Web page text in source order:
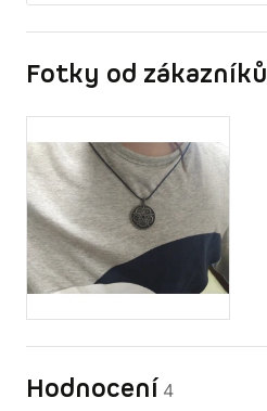
Fotky od zákazníků
Hodnocení 4